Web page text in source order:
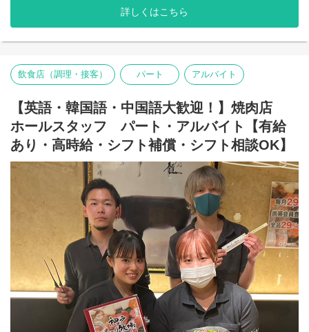
就労規則があり有給取得ももちろんOK！長く働ける環境です！
■交通費支給（社内規定あり）
■昇給あり（年2回）
＜▼頑張るアナタを応援▼＞
◎時給アップ制度が充実！◎
②語学スキル：英語、中国語、韓国語を話せる方は、
1言語ごとに時給20円アップ！
＜最大なんと時給1410円！！！＞
■■■■■■■■■■■■
美味しいまかないあり！
稼げる＆楽しい職場ならココ！
即日面接・即日採用有！
■■■■■■■■■■■■
最初は元気に「いらっしゃいませ」が言えたらOK！
・席のご案内
など徐々に覚えていってくださいね！
★予約のお客様が多数！
忙しさが事前にわかるからばたつきにくいです◎
落ち着いて接客できます★
★美味しいまかない付き！
お腹も心も満たされる！
詳しくはこちら
飲食店（調理・接客） パート アルバイト
【英語・韓国語・中国語大歓迎！】焼肉店
ホールスタッフ パート・アルバイト【有給
あり・高時給・シフト補償・シフト相談OK】